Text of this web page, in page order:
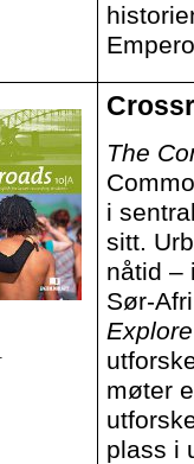
The
i
sitt.
nåtid –
Sør-
Explore
møter
plass i